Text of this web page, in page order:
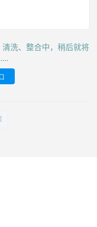
洗、整合中，稍后就将